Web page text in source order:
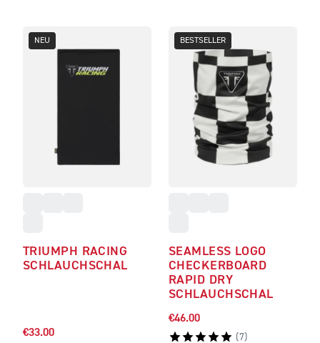
NEU
TRIUMPH RACING
SCHLAUCHSCHAL
€33.00
BESTSELLER
SEAMLESS LOGO
CHECKERBOARD
RAPID DRY
SCHLAUCHSCHAL
€46.00
(7)